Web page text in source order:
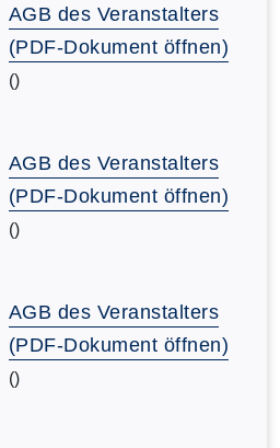
AGB des Veranstalters
(PDF-Dokument öffnen)
()
AGB des Veranstalters
(PDF-Dokument öffnen)
()
AGB des Veranstalters
(PDF-Dokument öffnen)
()